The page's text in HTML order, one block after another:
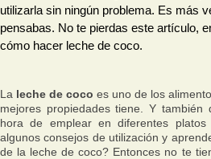
utilizarla sin ningún problema. Es más
pensabas. No te pierdas este artículo,
cómo hacer leche de coco.
La leche de coco es uno de los
mejores propiedades tiene. Y
hora de emplear en diferentes
algunos consejos de utilización y
de la leche de coco? Entonces no te